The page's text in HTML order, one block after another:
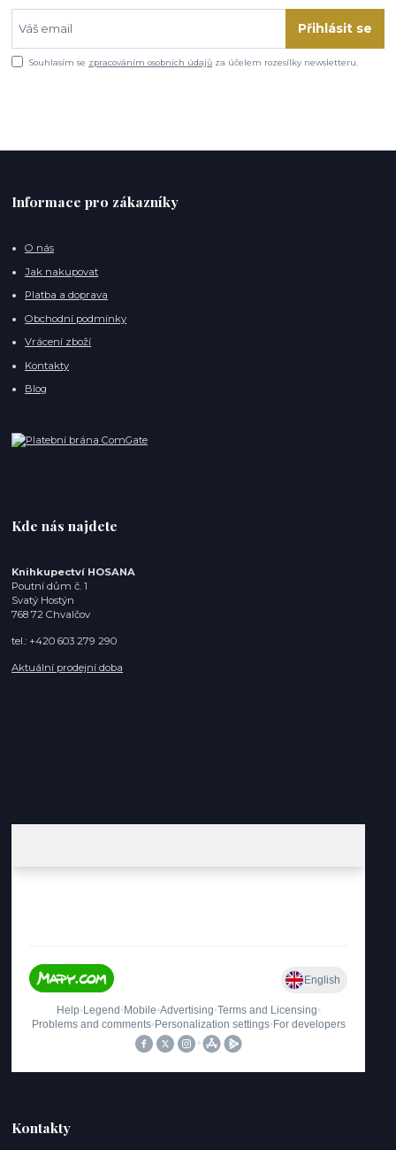
Přihlásit se
Souhlasím se zpracováním osobních údajů za účelem rozesílky newsletteru.
Informace pro zákazníky
O nás
Jak nakupovat
Platba a doprava
Obchodní podmínky
Vrácení zboží
Kontakty
Blog
Kde nás najdete
Knihkupectví HOSANA
Poutní dům č. 1
Svatý Hostýn
768 72 Chvalčov
tel.: +420 603 279 290
Aktuální prodejní doba
Kontakty